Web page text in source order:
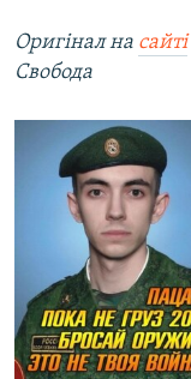
Оригінал на сайті
Свобода